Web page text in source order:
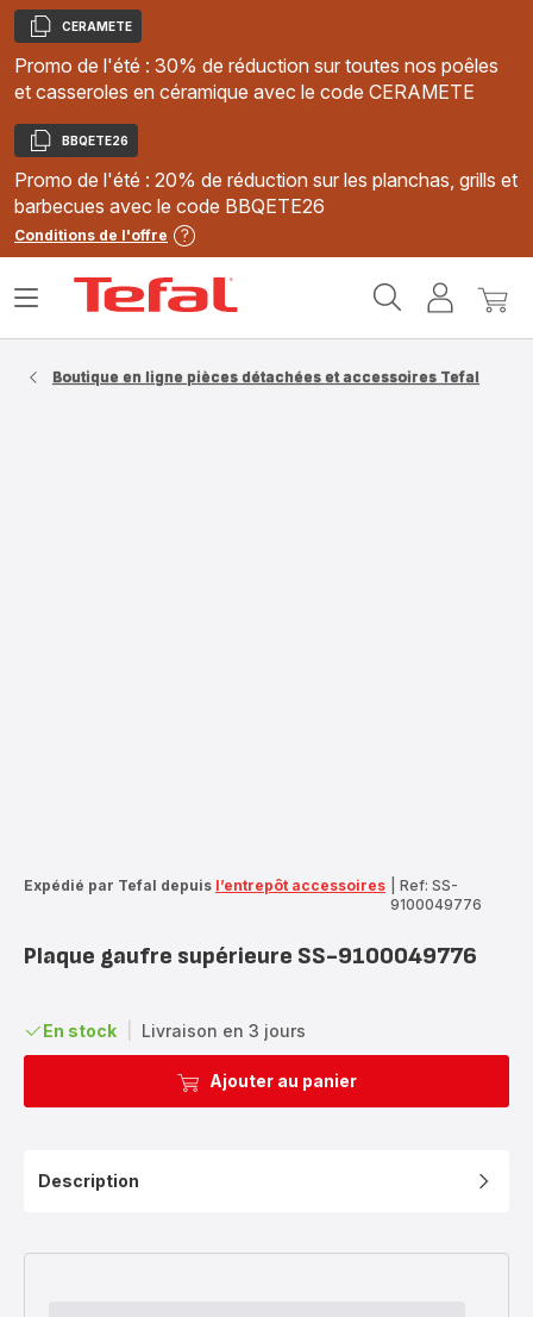
Copier
CERAMETE
Promo de l'été : 30% de réduction sur toutes nos poêles
et casseroles en céramique avec le code CERAMETE
Copier
BBQETE26
Promo de l'été : 20% de réduction sur les planchas, grills et
barbecues avec le code BBQETE26
Conditions de l'offre
MonMon
Ouvrir
Boutique en ligne pièces détachées et accessoires Tefal
Expédié par Tefal depuis l’entrepôt accessoires
Ref: SS-
9100049776
Plaque gaufre supérieure SS-9100049776
En stock Livraison en 3 jours
Ajouter au panier
Description